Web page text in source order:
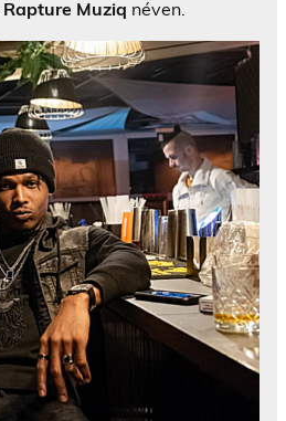
Rapture Muziq néven.